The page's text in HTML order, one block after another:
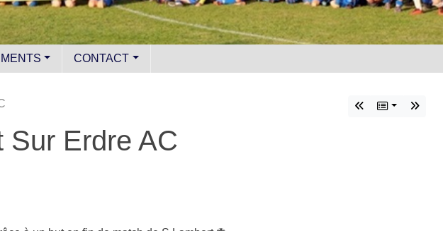
CONTACT
Sur Erdre AC